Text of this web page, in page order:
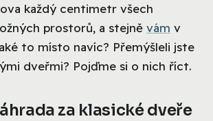
každý centimetr všech
prostorů, a stejně vám v
to místo navíc? Přemýšleli jste
dveřmi? Pojďme si o nich říct.
za klasické dveře